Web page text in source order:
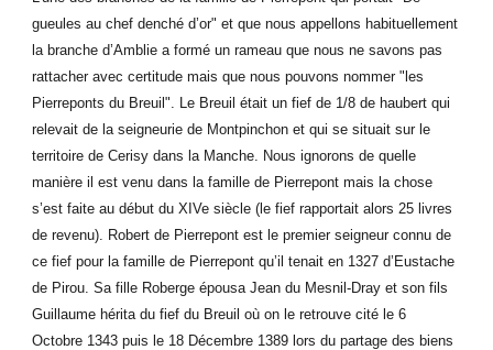
gueules au chef denché d’or" et que nous appellons habituellement
la branche d’Amblie a formé un rameau que nous ne savons pas
rattacher avec certitude mais que nous pouvons nommer "les
Pierreponts du Breuil". Le Breuil était un fief de 1/8 de haubert qui
relevait de la seigneurie de Montpinchon et qui se situait sur le
territoire de Cerisy dans la Manche. Nous ignorons de quelle
manière il est venu dans la famille de Pierrepont mais la chose
s’est faite au début du XIVe siècle (le fief rapportait alors 25 livres
de revenu). Robert de Pierrepont est le premier seigneur connu de
ce fief pour la famille de Pierrepont qu’il tenait en 1327 d’Eustache
de Pirou. Sa fille Roberge épousa Jean du Mesnil-Dray et son fils
Guillaume hérita du fief du Breuil où on le retrouve cité le 6
Octobre 1343 puis le 18 Décembre 1389 lors du partage des biens